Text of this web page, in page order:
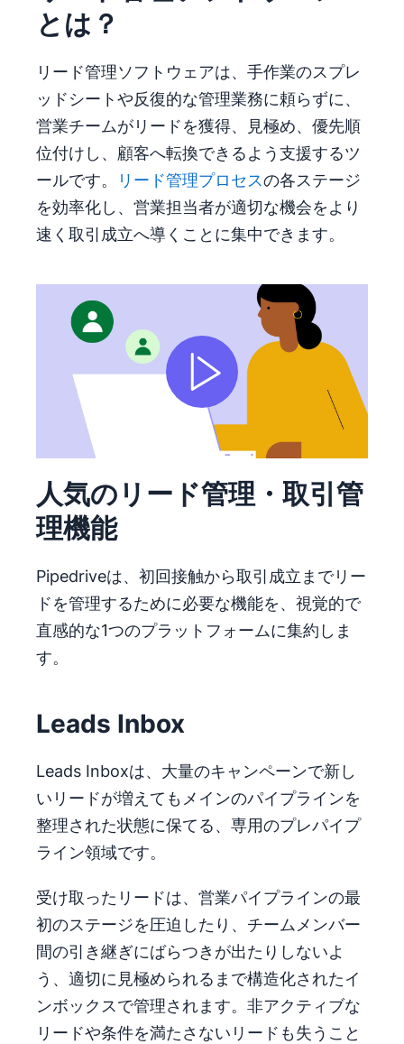
とは？
リード管理ソフトウェアは、手作業のスプレ
ッドシートや反復的な管理業務に頼らずに、
営業チームがリードを獲得、見極め、優先順
位付けし、顧客へ転換できるよう支援するツ
ールです。
リード管理プロセスの各ステージ
を効率化し、営業担当者が適切な機会をより
速く取引成立へ導くことに集中できます。
人気のリード管理・取引管
理機能
Pipedriveは、初回接触から取引成立までリー
ドを管理するために必要な機能を、視覚的で
直感的な1つのプラットフォームに集約しま
す。
Leads Inbox
Leads Inboxは、大量のキャンペーンで新し
いリードが増えてもメインのパイプラインを
整理された状態に保てる、専用のプレパイプ
ライン領域です。
受け取ったリードは、営業パイプラインの最
初のステージを圧迫したり、チームメンバー
間の引き継ぎにばらつきが出たりしないよ
う、適切に見極められるまで構造化されたイ
ンボックスで管理されます。非アクティブな
リードや条件を満たさないリードも失うこと